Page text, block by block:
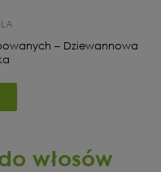
– Dziewannowa
włosów